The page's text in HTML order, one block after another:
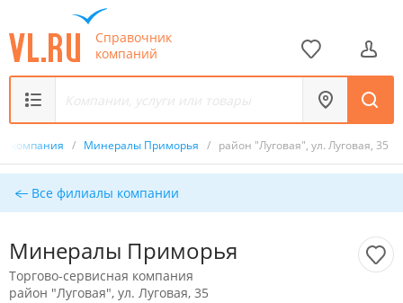
Справочник
компаний
компания / Минералы Приморья / район "Луговая", ул. Луговая, 35
Все филиалы компании
Минералы Приморья
Торгово-сервисная компания
район "Луговая", ул. Луговая, 35